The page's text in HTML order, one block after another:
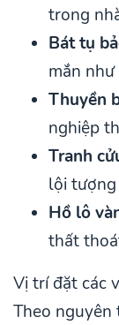
trong
Bát tụ
mắn
Thuyền
nghiệp
Tranh
lội
Hồ lô
thất
Vị trí đặt các
Theo nguyên